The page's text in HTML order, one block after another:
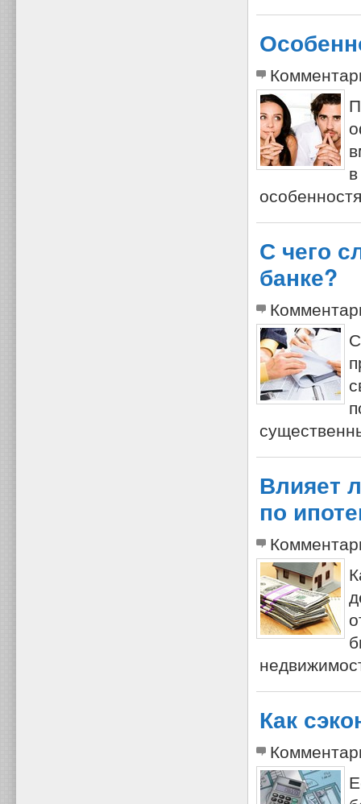
С чего
банке?
Влияет
по
Как